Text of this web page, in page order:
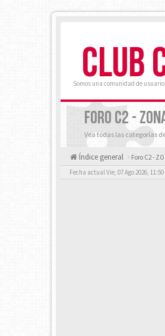
CLUB
Somos una comunidad de
FORO C2 -
Vea todas las categorías
Índice general Foro C2 -
Fecha actual Vie, 07 Ago 2026, 11:50